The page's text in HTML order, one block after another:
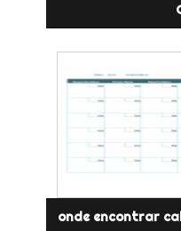
onde encontrar